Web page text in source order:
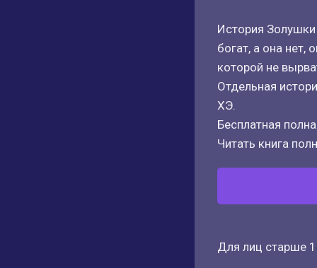
История Золушки
богат, а она нет,
которой не
Отдельная
ХЭ.
Бесплатная
Читать книга
Для лиц старше